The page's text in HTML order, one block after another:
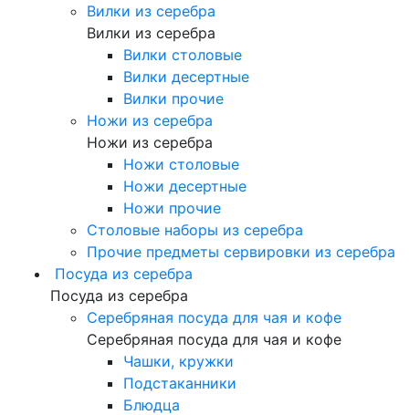
Вилки из серебра
Вилки из серебра
Вилки столовые
Вилки десертные
Вилки прочие
Ножи из серебра
Ножи из серебра
Ножи столовые
Ножи десертные
Ножи прочие
Столовые наборы из серебра
Прочие предметы сервировки из серебра
Посуда из серебра
Посуда из серебра
Серебряная посуда для чая и кофе
Серебряная посуда для чая и кофе
Чашки, кружки
Подстаканники
Блюдца